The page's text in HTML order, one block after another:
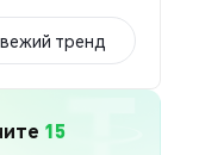
тренд
15